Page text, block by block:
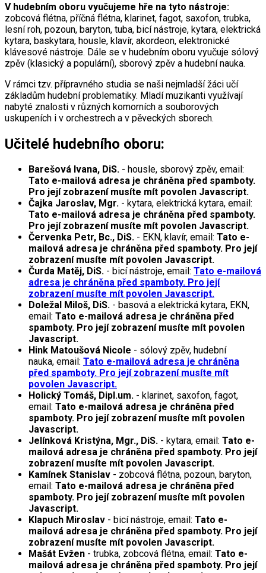
V hudebním oboru vyučujeme hře na tyto nástroje:
zobcová flétna, příčná flétna, klarinet, fagot, saxofon, trubka,
lesní roh, pozoun, baryton, tuba, bicí nástroje, kytara, elektrická
kytara, baskytara, housle, klavír, akordeon, elektronické
klávesové nástroje. Dále se v hudebním oboru vyučuje sólový
zpěv (klasický a populární), sborový zpěv a hudební nauka.
V rámci tzv. přípravného studia se naši nejmladší žáci učí
základům hudební problematiky. Mladí muzikanti využívají
nabyté znalosti v různých komorních a souborových
uskupeních i v orchestrech a v pěveckých sborech.
Učitelé hudebního oboru:
Barešová Ivana, DiS. - housle, sborový zpěv, email:
Tato e-mailová adresa je chráněna před spamboty.
Pro její zobrazení musíte mít povolen Javascript.
Čajka Jaroslav, Mgr. - kytara, elektrická kytara, email:
Tato e-mailová adresa je chráněna před spamboty.
Pro její zobrazení musíte mít povolen Javascript.
Červenka Petr, Bc., DiS. - EKN, klavír, email: Tato e-
mailová adresa je chráněna před spamboty. Pro její
zobrazení musíte mít povolen Javascript.
Čurda Matěj, DiS. - bicí nástroje, email: Tato e-mailová
adresa je chráněna před spamboty. Pro její
zobrazení musíte mít povolen Javascript.
Doležal Miloš, DiS. - basová a elektrická kytara, EKN,
email: Tato e-mailová adresa je chráněna před
spamboty. Pro její zobrazení musíte mít povolen
Javascript.
Hink Matoušová Nicole - sólový zpěv, hudební
nauka, email: Tato e-mailová adresa je chráněna
před spamboty. Pro její zobrazení musíte mít
povolen Javascript.
Holický Tomáš, Dipl.um. - klarinet, saxofon, fagot,
email: Tato e-mailová adresa je chráněna před
spamboty. Pro její zobrazení musíte mít povolen
Javascript.
Jelínková Kristýna, Mgr., DiS. - kytara, email: Tato e-
mailová adresa je chráněna před spamboty. Pro její
zobrazení musíte mít povolen Javascript.
Kamínek Stanislav - zobcová flétna, pozoun, baryton,
email: Tato e-mailová adresa je chráněna před
spamboty. Pro její zobrazení musíte mít povolen
Javascript.
Klapuch Miroslav - bicí nástroje, email: Tato e-
mailová adresa je chráněna před spamboty. Pro její
zobrazení musíte mít povolen Javascript.
Mašát Evžen - trubka, zobcová flétna, email: Tato e-
mailová adresa je chráněna před spamboty. Pro její